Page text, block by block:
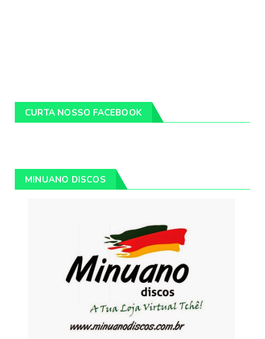
CURTA NOSSO FACEBOOK
MINUANO DISCOS